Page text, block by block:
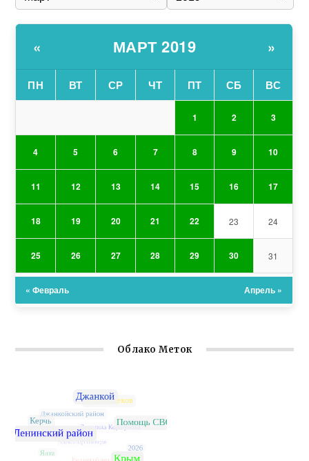
« МАРТ 2019 »
ПН ВТ СР ЧТ ПТ СБ ВС
1 2 3
4 5 6 7 8 9 10
11 12 13 14 15 16 17
18 19 20 21 22 23 24
25 26 27 28 29 30 31
« Февраль Апрель »
Облако Меток